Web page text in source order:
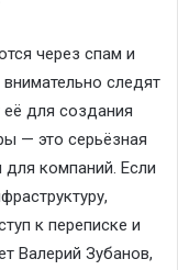
тся через спам и
следят
для создания
— это серьёзная
для компаний. Если
к переписке и
Валерий Зубанов,